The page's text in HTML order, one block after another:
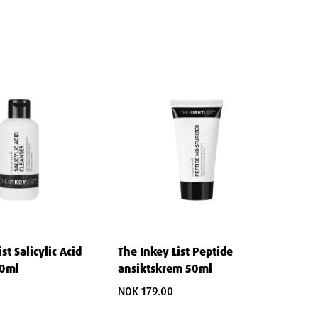
Salicylic Acid
The Inkey List Peptide
ansiktskrem 50ml
NOK 179.00